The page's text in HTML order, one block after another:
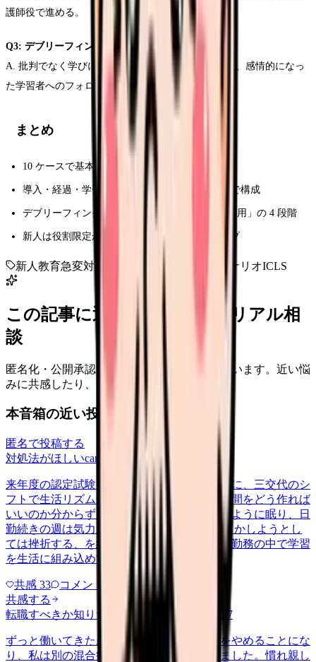
護師役で進める。
Q3: デブリーフィングで注意点は？
A. 批判でなく学びに焦点、成功した行動も必ず言及、感情的になっ
た学習者へのフォロー。
まとめ
10 ケースで基本的急変を網羅
導入・経過・学習ポイント・振り返りの 4 要素で構成
デブリーフィングは「事実 → 分析 → 学び → 応用」の 4 段階
新人は役割限定から始めて段階的に難易度アップ
新人教育急変対応 シミュレーション シナリオICLS
この記事に近い看護師さんのリアル相
談
匿名化・公開承認済みの本音だけを表示しています。近い悩
みに共感したり、自分の状況を投稿できます。
本音箱の近い投稿
匿名で投稿する
対処法がほしいcareer-growth 2026/6/24
来年度の認定試験に向けて勉強を始めたいのに、三交代のシ
フトで生活リズムが一定せず、机に向かう時間をどう作れば
いいのか分からずにいます。夜勤明けは泥のように眠り、日
勤続きの週は気力が残らない。 気合いで何とかしようとし
ては挫折する、を繰り返しています。不規則勤務の中で学習
を生活に組み込めている方が、…
共感 33 コメント
共感する
転職すべきか知りたい
tenshoku-doubt 2026/6/27
ずっと働いてきた産科が、お産の取り扱いをやめることにな
り、私は別の混合病棟への配属を打診されました。慣れ親し